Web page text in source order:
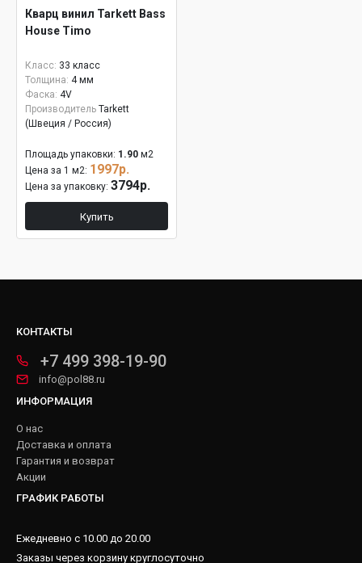
Кварц винил Tarkett Bass
House Timo
Класс: 33 класс
Толщина: 4 мм
Фаска: 4V
Производитель Tarkett
(Швеция / Россия)
Площадь упаковки: 1.90 м2
Цена за 1 м2: 1997р.
Цена за упаковку: 3794р.
Купить
КОНТАКТЫ
+7 499 398-19-90
info@pol88.ru
ИНФОРМАЦИЯ
О нас
Доставка и оплата
Гарантия и возврат
Акции
ГРАФИК РАБОТЫ
Ежедневно с 10.00 до 20.00
Заказы через корзину круглосуточно